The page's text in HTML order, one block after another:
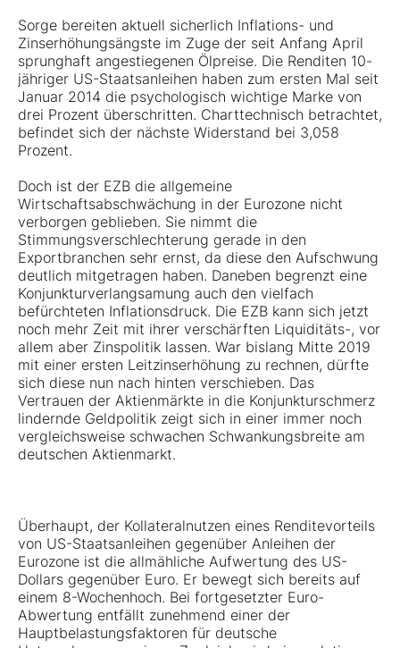
Sorge bereiten aktuell sicherlich Inflations- und
Zinserhöhungsängste im Zuge der seit Anfang April
sprunghaft angestiegenen Ölpreise. Die Renditen 10-
jähriger US-Staatsanleihen haben zum ersten Mal seit
Januar 2014 die psychologisch wichtige Marke von
drei Prozent überschritten. Charttechnisch betrachtet,
befindet sich der nächste Widerstand bei 3,058
Prozent.
Doch ist der EZB die allgemeine
Wirtschaftsabschwächung in der Eurozone nicht
verborgen geblieben. Sie nimmt die
Stimmungsverschlechterung gerade in den
Exportbranchen sehr ernst, da diese den Aufschwung
deutlich mitgetragen haben. Daneben begrenzt eine
Konjunkturverlangsamung auch den vielfach
befürchteten Inflationsdruck. Die EZB kann sich jetzt
noch mehr Zeit mit ihrer verschärften Liquiditäts-, vor
allem aber Zinspolitik lassen. War bislang Mitte 2019
mit einer ersten Leitzinserhöhung zu rechnen, dürfte
sich diese nun nach hinten verschieben. Das
Vertrauen der Aktienmärkte in die Konjunkturschmerz
lindernde Geldpolitik zeigt sich in einer immer noch
vergleichsweise schwachen Schwankungsbreite am
deutschen Aktienmarkt.
Überhaupt, der Kollateralnutzen eines Renditevorteils
von US-Staatsanleihen gegenüber Anleihen der
Eurozone ist die allmähliche Aufwertung des US-
Dollars gegenüber Euro. Er bewegt sich bereits auf
einem 8-Wochenhoch. Bei fortgesetzter Euro-
Abwertung entfällt zunehmend einer der
Hauptbelastungsfaktoren für deutsche